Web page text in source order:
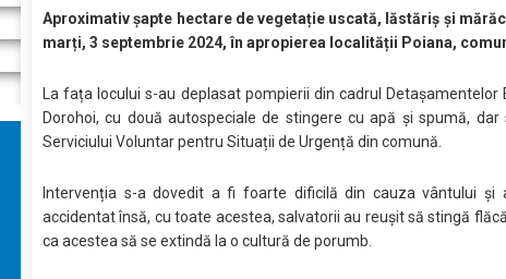
Aproximativ șapte hectare de vegetație uscată, lăstăriș și
marți, 3 septembrie 2024, în apropierea localității Poiana,
La fața locului s-au deplasat pompierii din cadrul Detașamentelor
Dorohoi, cu două autospeciale de stingere cu apă și spumă, dar
Serviciului Voluntar pentru Situații de Urgență din comună.
Intervenția s-a dovedit a fi foarte dificilă din cauza vântului și
accidentat însă, cu toate acestea, salvatorii au reușit să stingă
ca acestea să se extindă la o cultură de porumb.